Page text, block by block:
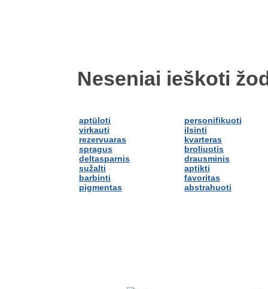
Neseniai ieškoti
aptūloti
virkauti
rezervuaras
spragus
deltasparnis
sužalti
barbinti
pigmentas
personifikuoti
ilsinti
kvarteras
broliuotis
drausminis
aptikti
favoritas
abstrahuoti